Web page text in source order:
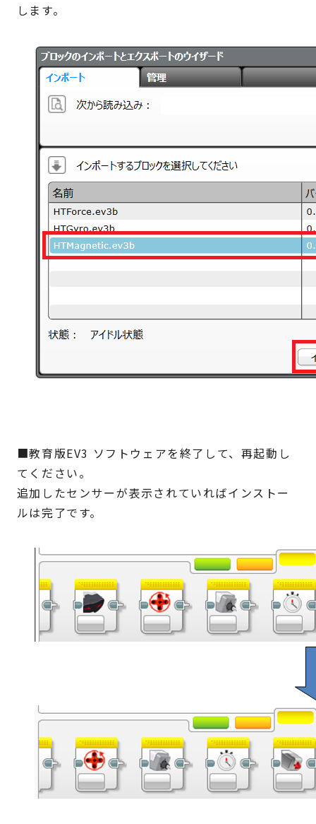
します。
■教育版EV3 ソフトウェアを終了して、再起動し
てください。
追加したセンサーが表示されていればインストー
ルは完了です。